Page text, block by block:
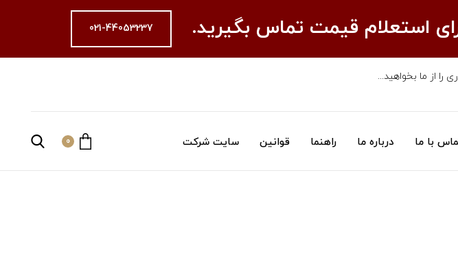
استعلام قیمت تماس بگیرید. 021-44053237
را از ما بخواهید...
با ما درباره ما راهنما قوانین سایت شرکت 0